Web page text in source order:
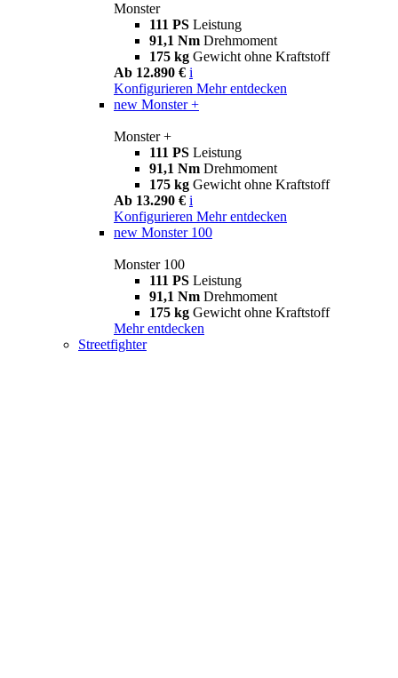
Monster
111 PS Leistung
91,1 Nm Drehmoment
175 kg Gewicht ohne Kraftstoff
Ab 12.890 € i
Konfigurieren Mehr entdecken
new Monster +
Monster +
111 PS Leistung
91,1 Nm Drehmoment
175 kg Gewicht ohne Kraftstoff
Ab 13.290 € i
Konfigurieren Mehr entdecken
new Monster 100
Monster 100
111 PS Leistung
91,1 Nm Drehmoment
175 kg Gewicht ohne Kraftstoff
Mehr entdecken
Streetfighter